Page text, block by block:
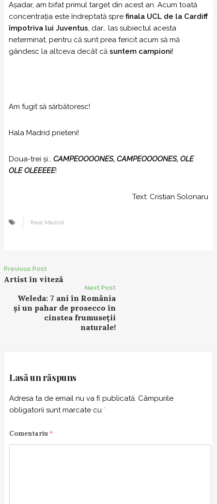
Așadar, am bifat primul target din acest an. Acum toată
concentrația este îndreptată spre finala UCL de la Cardiff
împotriva lui Juventus, dar… las subiectul acesta
neterminat, pentru că sunt prea fericit acum să mă
gândesc la altceva decât că suntem campioni!
Am fugit să sărbătoresc!
Hala Madrid prieteni!
Doua-trei și… CAMPEOOOONES, CAMPEOOOONES, OLE
OLE OLEEEEE!
Text: Cristian Solonaru
Real Madrid
P
g
Previous Post
Artist în viteză
Next Post
Weleda: 7 ani în România
și un pahar de prosecco în
cinstea frumuseții
naturale!
Lasă un răspuns
Adresa ta de email nu va fi publicată. Câmpurile
obligatorii sunt marcate cu *
Comentariu *